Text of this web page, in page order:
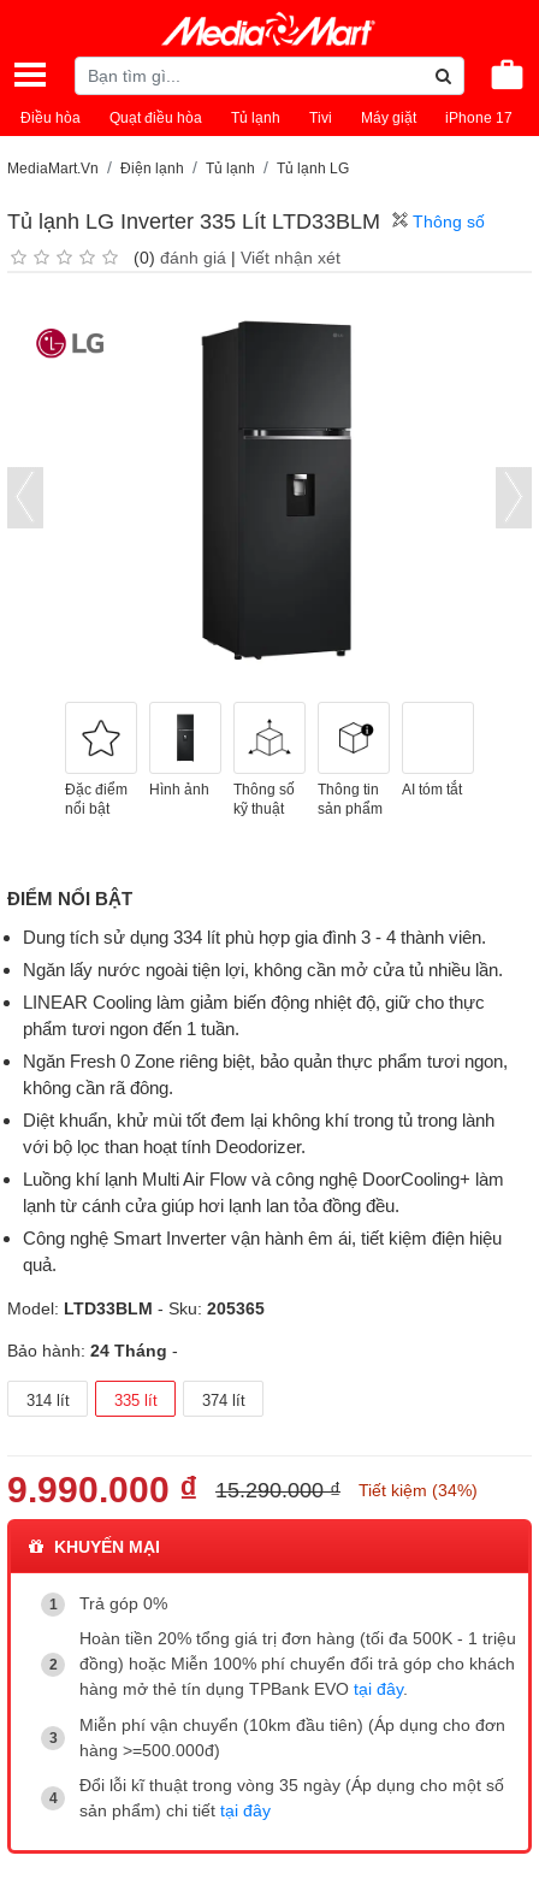
Điều hòa Quạt điều hòa Tủ lạnh Tivi Máy giặt iPhone 17
MediaMart.Vn Điện lạnh Tủ lạnh Tủ lạnh LG
Tủ lạnh LG Inverter 335 Lít LTD33BLM
(0) đánh giá | Viết nhận xét
Thông số
Đặc điểm
nổi bật
Hình ảnh
Thông số
kỹ thuật
Thông tin
sản phẩm
AI tóm tắt
ĐIỂM NỔI BẬT
Dung tích sử dụng 334 lít phù hợp gia đình 3 - 4 thành viên.
Ngăn lấy nước ngoài tiện lợi, không cần mở cửa tủ nhiều lần.
LINEAR Cooling làm giảm biến động nhiệt độ, giữ cho thực
phẩm tươi ngon đến 1 tuần.
Ngăn Fresh 0 Zone riêng biệt, bảo quản thực phẩm tươi ngon,
không cần rã đông.
Diệt khuẩn, khử mùi tốt đem lại không khí trong tủ trong lành
với bộ lọc than hoạt tính Deodorizer.
Luồng khí lạnh Multi Air Flow và công nghệ DoorCooling+ làm
lạnh từ cánh cửa giúp hơi lạnh lan tỏa đồng đều.
Công nghệ Smart Inverter vận hành êm ái, tiết kiệm điện hiệu
quả.
Model: LTD33BLM - Sku: 205365
Bảo hành: 24 Tháng -
314 lít 335 lít 374 lít
9.990.000 ₫ 15.290.000 ₫ Tiết kiệm (34%)
KHUYẾN MẠI
Trả góp 0%
Hoàn tiền 20% tổng giá trị đơn hàng (tối đa 500K - 1 triệu
đồng) hoặc Miễn 100% phí chuyển đổi trả góp cho khách
hàng mở thẻ tín dụng TPBank EVO tại đây.
Miễn phí vận chuyển (10km đầu tiên) (Áp dụng cho đơn
hàng >=500.000đ)
Đổi lỗi kĩ thuật trong vòng 35 ngày (Áp dụng cho một số
sản phẩm) chi tiết tại đây